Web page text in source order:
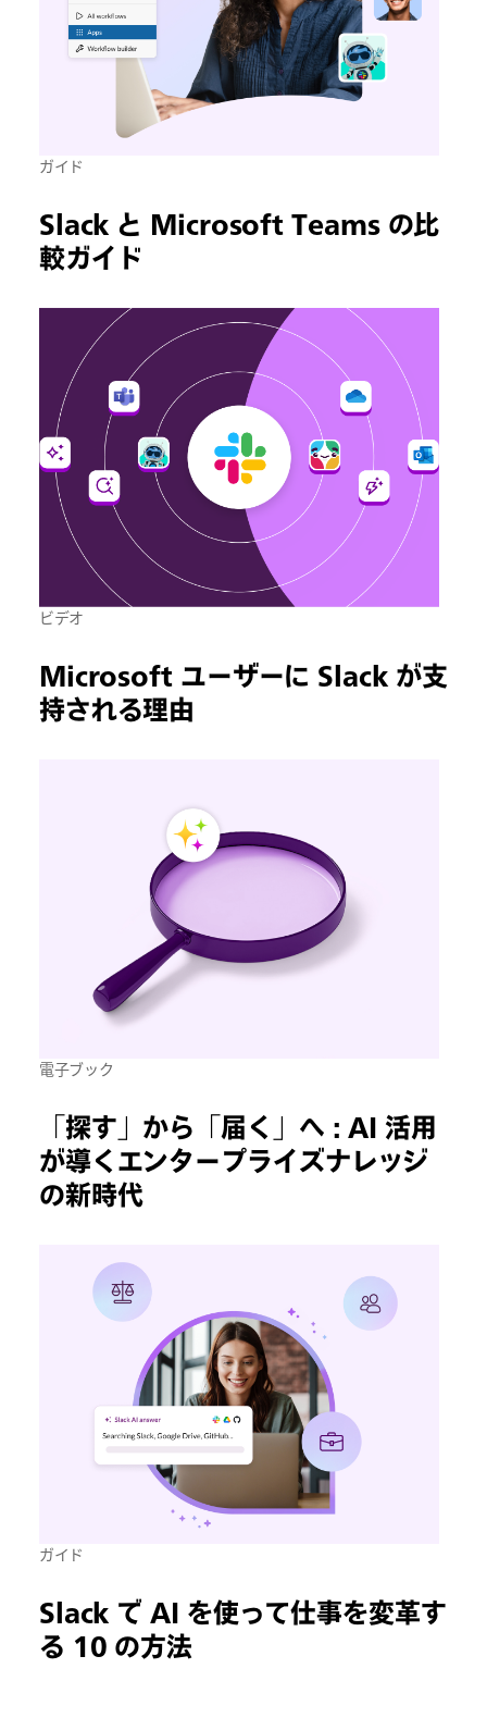
ガイド
Slack と Microsoft Teams の比
較ガイド
ビデオ
Microsoft ユーザーに Slack が支
持される理由
電子ブック
「探す」から「届く」へ : AI 活用
が導くエンタープライズナレッジ
の新時代
ガイド
Slack で AI を使って仕事を変革す
る 10 の方法